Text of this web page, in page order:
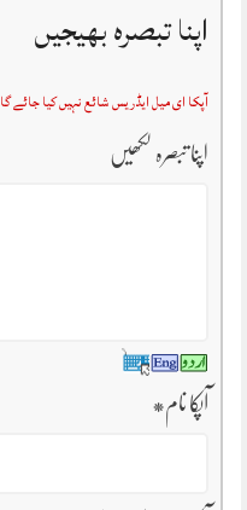
اپنا تبصرہ بھیجیں
آپکا ای میل ایڈریس شائع نہیں کیا جائے گا
اپنا تبصرہ لکھیں
آپکا نام*